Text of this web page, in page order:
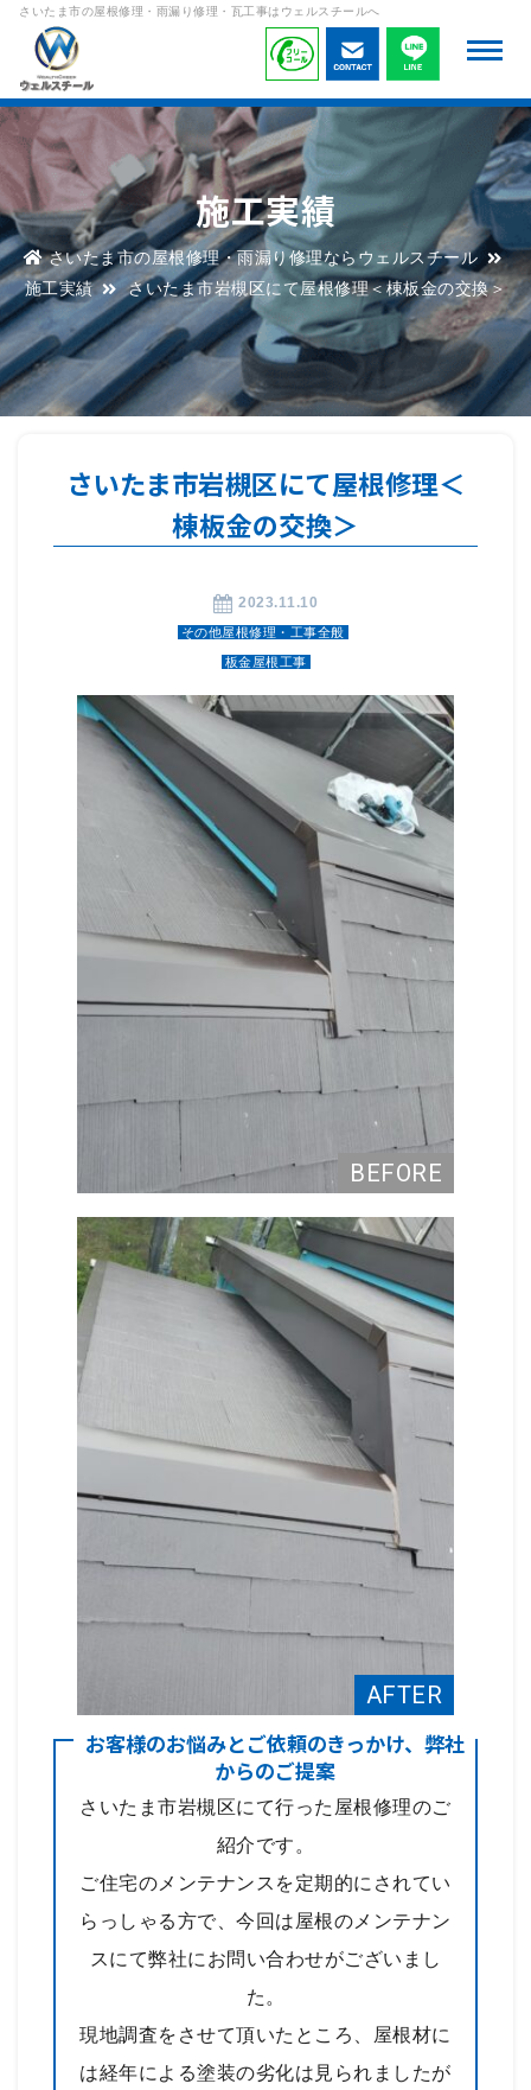
さいたま市の屋根修理・雨漏り修理・瓦工事はウェルスチールへ
施工実績
さいたま市の屋根修理・雨漏り修理ならウェルスチール
施工実績
さいたま市岩槻区にて屋根修理＜棟板金の交換＞
さいたま市岩槻区にて屋根修理＜
棟板金の交換＞
2023.11.10
その他屋根修理・工事全般
板金屋根工事
お客様のお悩みとご依頼のきっかけ、弊社
からのご提案
さいたま市岩槻区にて行った屋根修理のご
紹介です。
ご住宅のメンテナンスを定期的にされてい
らっしゃる方で、今回は屋根のメンテナン
スにて弊社にお問い合わせがございまし
た。
現地調査をさせて頂いたところ、屋根材に
は経年による塗装の劣化は見られましたが